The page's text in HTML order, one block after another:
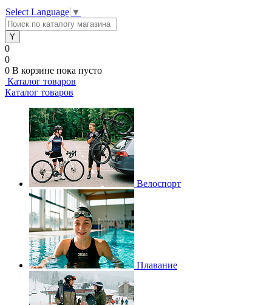
Select Language ▼
0
0
0 В корзине пока пусто
Каталог товаров
Каталог товаров
Велоспорт
Плавание